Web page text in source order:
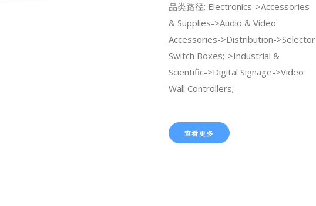
品类路径: Electronics->Accessories
& Supplies->Audio & Video
Accessories->Distribution->Selector
Switch Boxes;->Industrial &
Scientific->Digital Signage->Video
Wall Controllers;
查看更多